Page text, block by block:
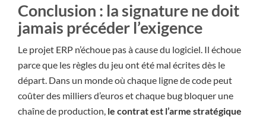
Conclusion : la signature ne doit
jamais précéder l’exigence
Le projet ERP n’échoue pas à cause du logiciel. Il échoue
parce que les règles du jeu ont été mal écrites dès le
départ. Dans un monde où chaque ligne de code peut
coûter des milliers d’euros et chaque bug bloquer une
chaîne de production, le contrat est l’arme stratégique